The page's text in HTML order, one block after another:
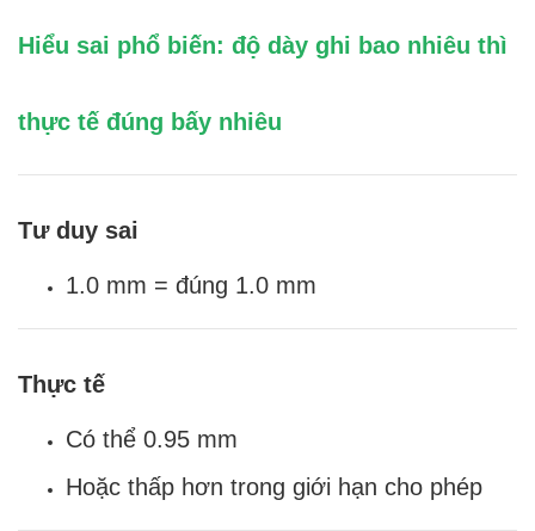
Hiểu sai phổ biến: độ dày ghi bao nhiêu thì
thực tế đúng bấy nhiêu
Tư duy sai
1.0 mm = đúng 1.0 mm
Thực tế
Có thể 0.95 mm
Hoặc thấp hơn trong giới hạn cho phép